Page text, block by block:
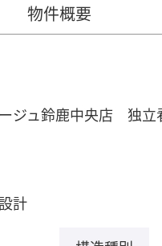
物件概要
ジュ鈴鹿中央店 独立
計